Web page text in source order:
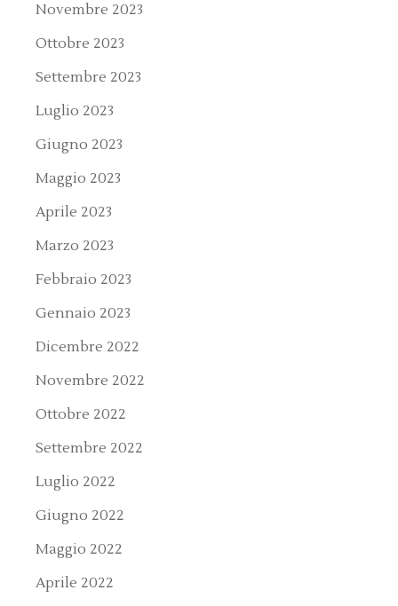
Novembre 2023
Ottobre 2023
Settembre 2023
Luglio 2023
Giugno 2023
Maggio 2023
Aprile 2023
Marzo 2023
Febbraio 2023
Gennaio 2023
Dicembre 2022
Novembre 2022
Ottobre 2022
Settembre 2022
Luglio 2022
Giugno 2022
Maggio 2022
Aprile 2022